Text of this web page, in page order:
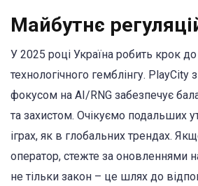
Майбутнє
У 2025 році Україна робить крок
технологічного гемблінгу. PlayCity
фокусом на AI/RNG забезпечує
та захистом. Очікуємо подальших
іграх, як в глобальних трендах.
оператор, стежте за оновленнями
не тільки закон – це шлях до